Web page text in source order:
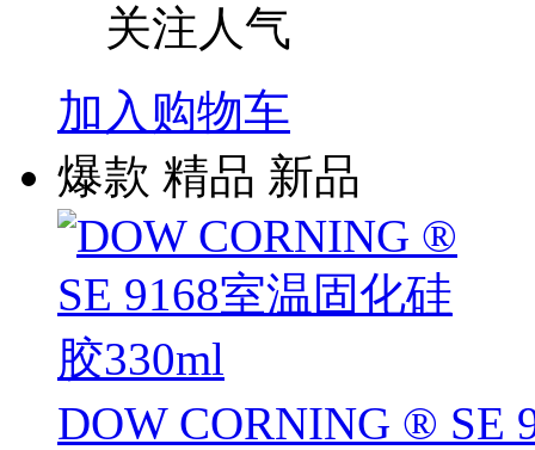
关注人气
加入购物车
爆款 精品 新品
DOW CORNING ® SE